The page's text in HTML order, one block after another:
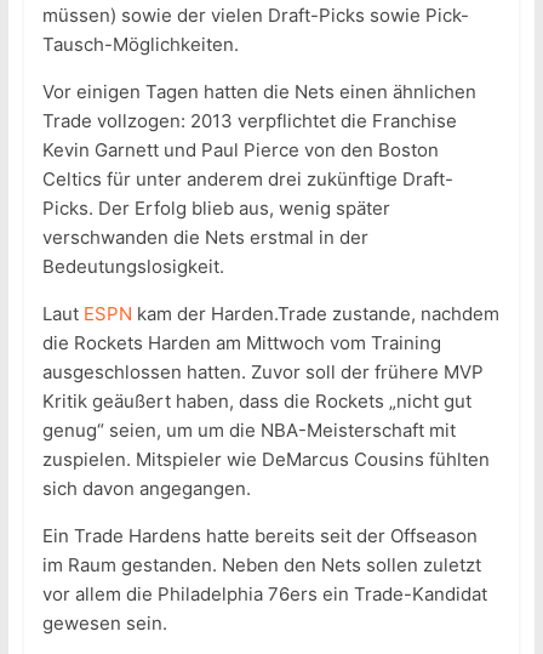
müssen) sowie der vielen Draft-Picks sowie Pick-
Tausch-Möglichkeiten.
Vor einigen Tagen hatten die Nets einen ähnlichen
Trade vollzogen: 2013 verpflichtet die Franchise
Kevin Garnett und Paul Pierce von den Boston
Celtics für unter anderem drei zukünftige Draft-
Picks. Der Erfolg blieb aus, wenig später
verschwanden die Nets erstmal in der
Bedeutungslosigkeit.
Laut ESPN kam der Harden.Trade zustande, nachdem
die Rockets Harden am Mittwoch vom Training
ausgeschlossen hatten. Zuvor soll der frühere MVP
Kritik geäußert haben, dass die Rockets „nicht gut
genug“ seien, um um die NBA-Meisterschaft mit
zuspielen. Mitspieler wie DeMarcus Cousins fühlten
sich davon angegangen.
Ein Trade Hardens hatte bereits seit der Offseason
im Raum gestanden. Neben den Nets sollen zuletzt
vor allem die Philadelphia 76ers ein Trade-Kandidat
gewesen sein.